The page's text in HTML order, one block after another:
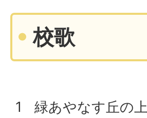
校歌
1 緑あやなす丘の上